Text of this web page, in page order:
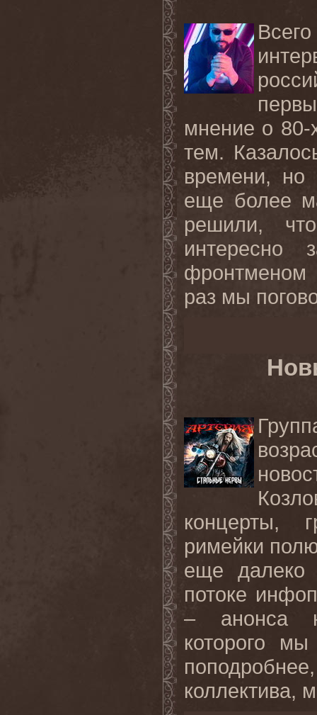
мнение о 80-
тем.
времени,
еще более
решили,
интересно
фронтменом
раз мы
концерты,
римейки
еще далеко
потоке
– анонса
которого
коллектива,